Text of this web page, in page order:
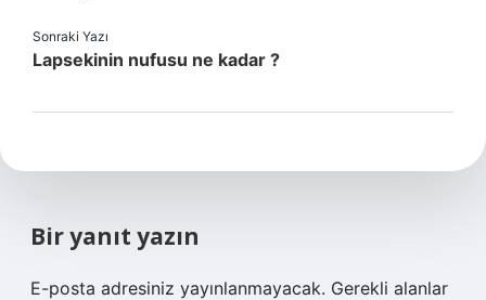
Sonraki Yazı
Lapsekinin nufusu ne kadar ?
Bir yanıt yazın
E-posta adresiniz yayınlanmayacak. Gerekli alanlar